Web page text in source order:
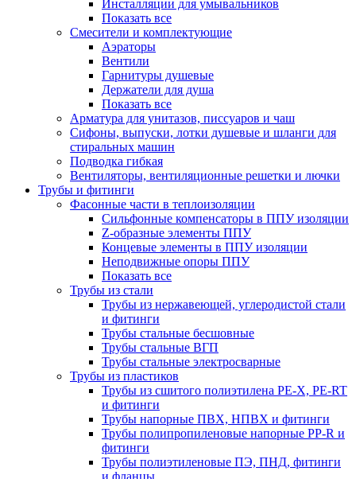
Инсталляции для умывальников
Показать все
Смесители и комплектующие
Аэраторы
Вентили
Гарнитуры душевые
Держатели для душа
Показать все
Арматура для унитазов, писсуаров и чаш
Сифоны, выпуски, лотки душевые и шланги для
стиральных машин
Подводка гибкая
Вентиляторы, вентиляционные решетки и лючки
Трубы и фитинги
Фасонные части в теплоизоляции
Cильфонные компенсаторы в ППУ изоляции
Z-образные элементы ППУ
Концевые элементы в ППУ изоляции
Неподвижные опоры ППУ
Показать все
Трубы из стали
Трубы из нержавеющей, углеродистой стали
и фитинги
Трубы стальные бесшовные
Трубы стальные ВГП
Трубы стальные электросварные
Трубы из пластиков
Трубы из сшитого полиэтилена PE-X, PE-RT
и фитинги
Трубы напорные ПВХ, НПВХ и фитинги
Трубы полипропиленовые напорные PP-R и
фитинги
Трубы полиэтиленовые ПЭ, ПНД, фитинги
и фланцы